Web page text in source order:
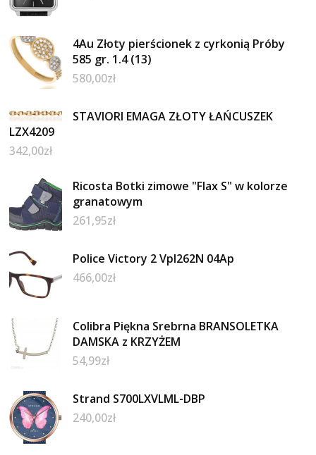
4Au Złoty pierścionek z cyrkonią Próby
585 gr. 1.4 (13)
580,00zł
STAVIORI EMAGA ZŁOTY ŁAŃCUSZEK
LZX4209
342,00zł
Ricosta Botki zimowe "Flax S" w kolorze
granatowym
261,95zł
Police Victory 2 Vpl262N 04Ap
466,00zł
Colibra Piękna Srebrna BRANSOLETKA
DAMSKA z KRZYŻEM
54,99zł
Strand S700LXVLML-DBP
240,00zł